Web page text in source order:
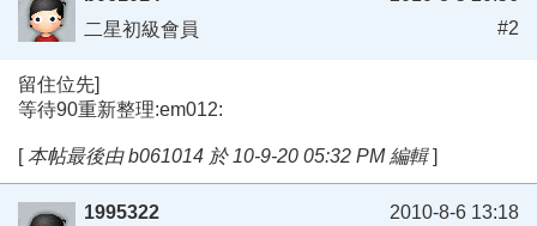
二星初級會員
#2
留住位先]
等待90重新整理:em012:
[本帖最後由 b061014 於 10-9-20 05:32 PM 編輯]
1995322
2010-8-6 13:18